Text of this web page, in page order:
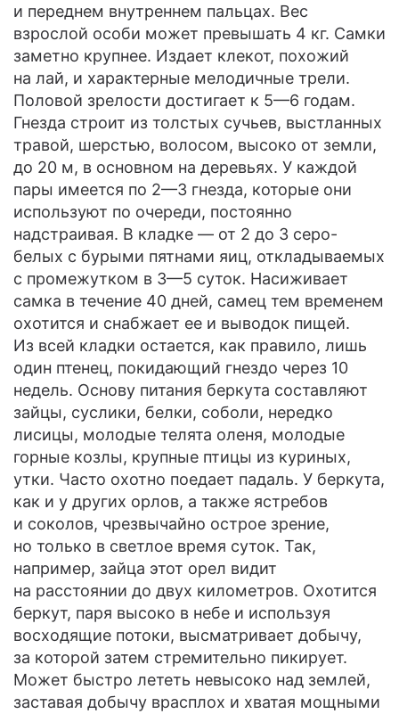
и переднем внутреннем пальцах. Вес
взрослой особи может превышать 4 кг. Самки
заметно крупнее. Издает клекот, похожий
на лай, и характерные мелодичные трели.
Половой зрелости достигает к 5—6 годам.
Гнезда строит из толстых сучьев, выстланных
травой, шерстью, волосом, высоко от земли,
до 20 м, в основном на деревьях. У каждой
пары имеется по 2—3 гнезда, которые они
используют по очереди, постоянно
надстраивая. В кладке — от 2 до 3 серо-
белых с бурыми пятнами яиц, откладываемых
с промежутком в 3—5 суток. Насиживает
самка в течение 40 дней, самец тем временем
охотится и снабжает ее и выводок пищей.
Из всей кладки остается, как правило, лишь
один птенец, покидающий гнездо через 10
недель. Основу питания беркута составляют
зайцы, суслики, белки, соболи, нередко
лисицы, молодые телята оленя, молодые
горные козлы, крупные птицы из куриных,
утки. Часто охотно поедает падаль. У беркута,
как и у других орлов, а также ястребов
и соколов, чрезвычайно острое зрение,
но только в светлое время суток. Так,
например, зайца этот орел видит
на расстоянии до двух километров. Охотится
беркут, паря высоко в небе и используя
восходящие потоки, высматривает добычу,
за которой затем стремительно пикирует.
Может быстро лететь невысоко над землей,
заставая добычу врасплох и хватая мощными